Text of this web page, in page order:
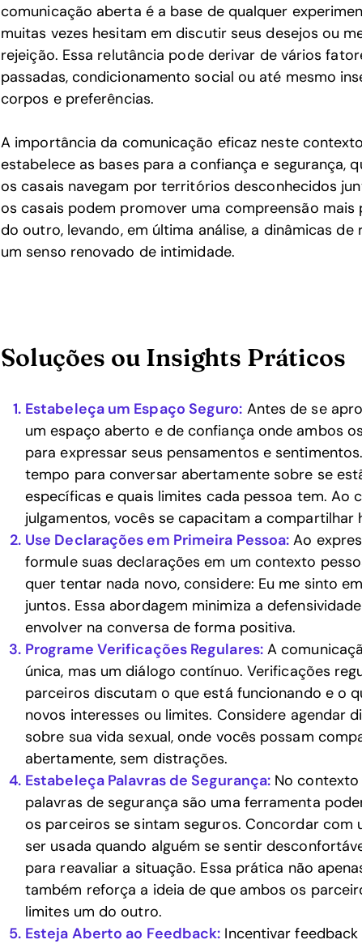
comunicação aberta é a base de qualquer
muitas vezes hesitam em discutir seus desejos ou
rejeição. Essa relutância pode derivar de vários
passadas, condicionamento social ou até mesmo
corpos e preferências.
A importância da comunicação eficaz neste
estabelece as bases para a confiança e segurança,
os casais navegam por territórios desconhecidos
os casais podem promover uma compreensão mais
do outro, levando, em última análise, a dinâmicas
um senso renovado de intimidade.
Soluções ou Insights Práticos
Estabeleça um Espaço Seguro: Antes de se
um espaço aberto e de confiança onde ambos
para expressar seus pensamentos e
tempo para conversar abertamente sobre se
específicas e quais limites cada pessoa tem. Ao
julgamentos, vocês se capacitam a compartilhar
Use Declarações em Primeira Pessoa: Ao
formule suas declarações em um contexto
quer tentar nada novo, considere: Eu me sinto
juntos. Essa abordagem minimiza a
envolver na conversa de forma positiva.
Programe Verificações Regulares:A
única, mas um diálogo contínuo. Verificações
parceiros discutam o que está funcionando e o
novos interesses ou limites. Considere agendar
sobre sua vida sexual, onde vocês possam
abertamente, sem distrações.
Estabeleça Palavras de Segurança:No contexto
palavras de segurança são uma ferramenta
os parceiros se sintam seguros. Concordar com
ser usada quando alguém se sentir
para reavaliar a situação. Essa prática não
também reforça a ideia de que ambos os
limites um do outro.
Esteja Aberto ao Feedback: Incentivar